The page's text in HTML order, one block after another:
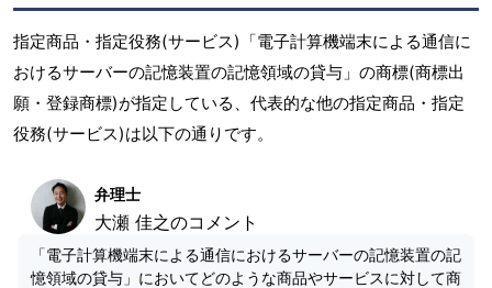
指定商品・指定役務(サービス)「電子計算機端末による通信に
おけるサーバーの記憶装置の記憶領域の貸与」の商標(商標出
願・登録商標)が指定している、代表的な他の指定商品・指定
役務(サービス)は以下の通りです。
弁理士
大瀬 佳之のコメント
「電子計算機端末による通信におけるサーバーの記憶装置の記
憶領域の貸与」においてどのような商品やサービスに対して商